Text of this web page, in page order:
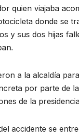
quien viajaba
donde se
y sus dos hijas
a la alcaldía
por parte de
de la
accidente se